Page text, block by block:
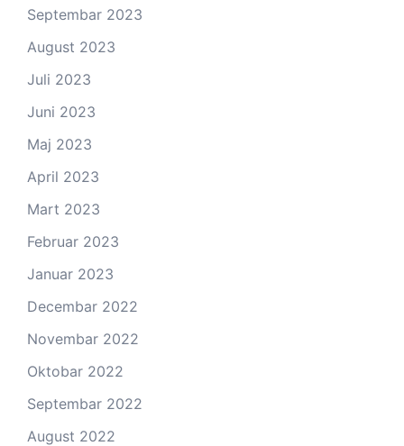
Septembar 2023
August 2023
Juli 2023
Juni 2023
Maj 2023
April 2023
Mart 2023
Februar 2023
Januar 2023
Decembar 2022
Novembar 2022
Oktobar 2022
Septembar 2022
August 2022